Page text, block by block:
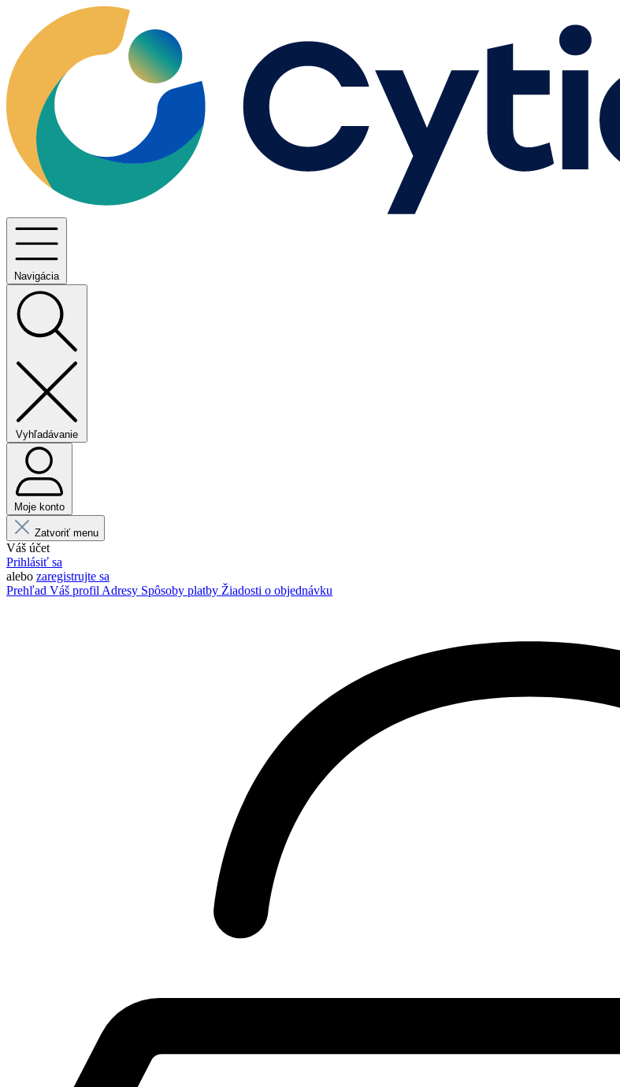
Navigácia
Vyhľadávanie
Moje konto
Zatvoriť menu
Váš účet
Prihlásiť sa
alebo zaregistrujte sa
Prehľad Váš profil Adresy Spôsoby platby Žiadosti o objednávku